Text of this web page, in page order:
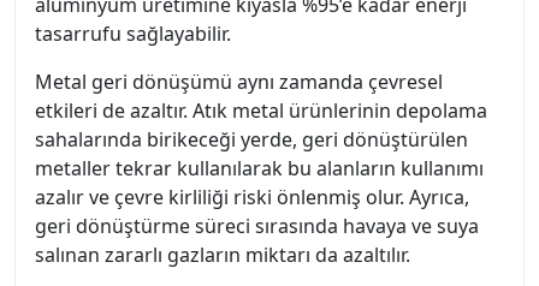
tasarrufu sağlayabilir.
Metal geri dönüşümü aynı zamanda çevresel
etkileri de azaltır. Atık metal ürünlerinin depolama
sahalarında birikeceği yerde, geri dönüştürülen
metaller tekrar kullanılarak bu alanların kullanımı
azalır ve çevre kirliliği riski önlenmiş olur. Ayrıca,
geri dönüştürme süreci sırasında havaya ve suya
salınan zararlı gazların miktarı da azaltılır.